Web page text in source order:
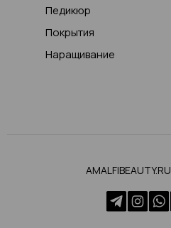
Педикюр
Покрытия
Наращивание